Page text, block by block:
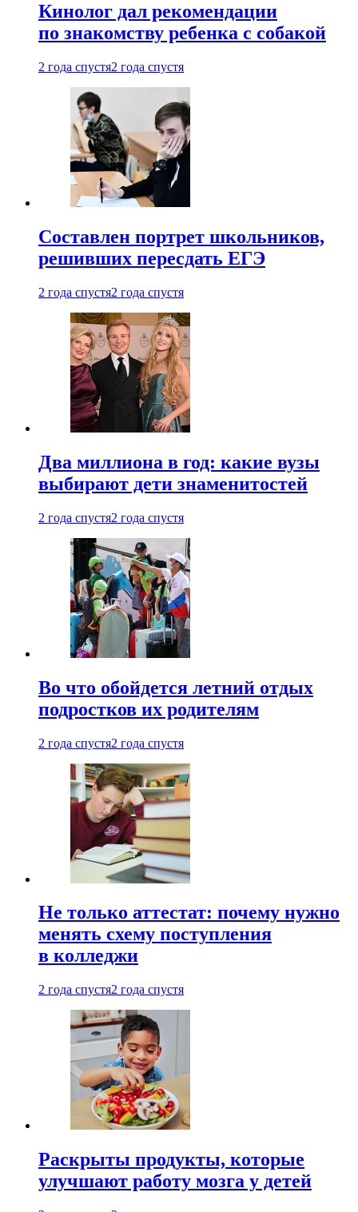
Кинолог дал рекомендации
по знакомству ребенка с собакой
2 года спустя2 года спустя
Составлен портрет школьников,
решивших пересдать ЕГЭ
2 года спустя2 года спустя
Два миллиона в год: какие вузы
выбирают дети знаменитостей
2 года спустя2 года спустя
Во что обойдется летний отдых
подростков их родителям
2 года спустя2 года спустя
Не только аттестат: почему нужно
менять схему поступления
в колледжи
2 года спустя2 года спустя
Раскрыты продукты, которые
улучшают работу мозга у детей